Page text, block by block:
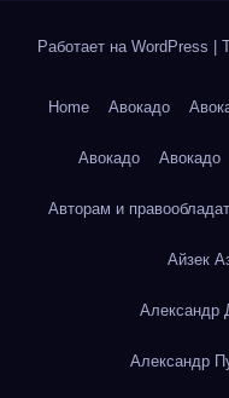
Работает на WordPress
Home Авокадо
Авокадо Авокадо
Авторам и
Айзек
Александр
Александр